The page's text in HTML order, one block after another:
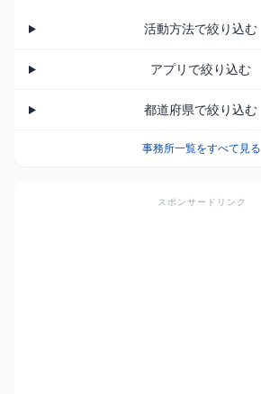
活動方法で絞り込む
アプリで絞り込む
都道府県で絞り込む
事務所一覧をすべて見る
スポンサードリンク